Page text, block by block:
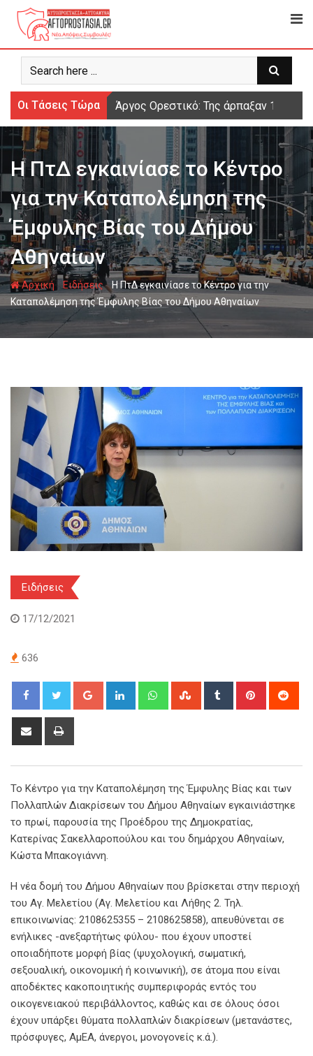
Ψάχνω
για...
Οι Τάσεις Τώρα Άργος Ορεστικό: Της άρπαξαν 15.000
Η ΠτΔ εγκαινίασε το Κέντρο
για την Καταπολέμηση της
Έμφυλης Βίας του Δήμου
Αθηναίων
Αρχική-Ειδήσεις- Η ΠτΔ εγκαινίασε το Κέντρο για την
Καταπολέμηση της Έμφυλης Βίας του Δήμου Αθηναίων
Ειδήσεις
17/12/2021
636
Google+ LinkedIn WhatsappStumbleUpon
Tumblr Pinterest
Share
Το Κέντρο για την Καταπολέμηση της Έμφυλης Βίας και των
Πολλαπλών Διακρίσεων του Δήμου Αθηναίων εγκαινιάστηκε
το πρωί, παρουσία της Προέδρου της Δημοκρατίας,
Κατερίνας Σακελλαροπούλου και του δημάρχου Αθηναίων,
Κώστα Μπακογιάννη.
Η νέα δομή του Δήμου Αθηναίων που βρίσκεται στην περιοχή
του Αγ. Μελετίου (Αγ. Μελετίου και Λήθης 2. Τηλ.
επικοινωνίας: 2108625355 – 2108625858), απευθύνεται σε
ενήλικες -ανεξαρτήτως φύλου- που έχουν υποστεί
οποιαδήποτε μορφή βίας (ψυχολογική, σωματική,
σεξουαλική, οικονομική ή κοινωνική), σε άτομα που είναι
αποδέκτες κακοποιητικής συμπεριφοράς εντός του
οικογενειακού περιβάλλοντος, καθώς και σε όλους όσοι
έχουν υπάρξει θύματα πολλαπλών διακρίσεων (μετανάστες,
πρόσφυγες, ΑμΕΑ, άνεργοι, μονογονείς κ.ά.).